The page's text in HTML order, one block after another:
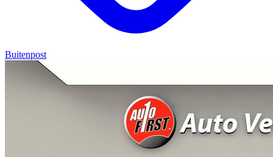
Buitenpost